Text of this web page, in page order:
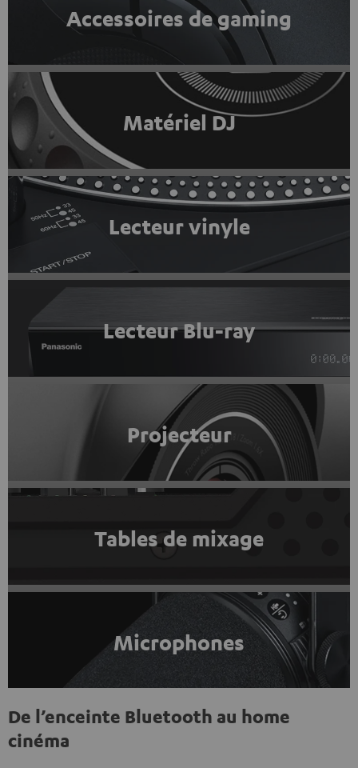
Accessoires de gaming
Matériel DJ
Lecteur vinyle
Lecteur Blu-ray
Projecteur
Tables de mixage
Microphones
De l’enceinte Bluetooth au home
cinéma